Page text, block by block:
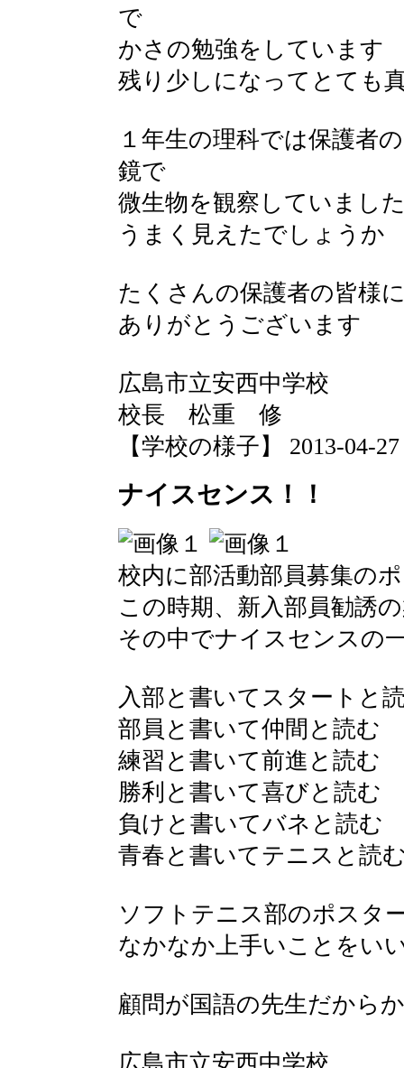
で
かさの勉強をしています
残り少しになってとても
１年生の理科では保護者
鏡で
微生物を観察していまし
うまく見えたでしょうか
たくさんの保護者の皆様
ありがとうございます
広島市立安西中学校
校長 松重 修
【学校の様子】 2013-04-
ナイスセンス！！
校内に部活動部員募集の
この時期、新入部員勧誘
その中でナイスセンスの
入部と書いてスタートと
部員と書いて仲間と読む
練習と書いて前進と読む
勝利と書いて喜びと読む
負けと書いてバネと読む
青春と書いてテニスと読
ソフトテニス部のポスタ
なかなか上手いことをい
顧問が国語の先生だから